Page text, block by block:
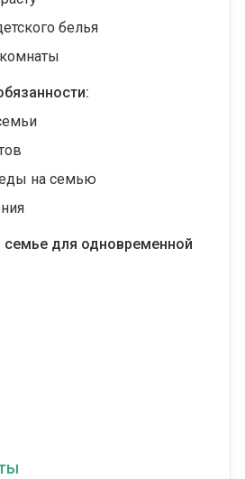
белья
на семью
для одновременной